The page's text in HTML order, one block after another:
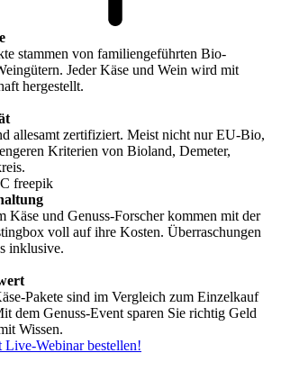
stammen von familiengeführten Bio-
Jeder Käse und Wein wird mit
hergestellt.
allesamt zertifiziert. Meist nicht nur EU-Bio,
Kriterien von Bioland, Demeter,
Käse und Genuss-Forscher kommen mit der
voll auf ihre Kosten. Überraschungen
inklusive.
Pakete sind im Vergleich zum Einzelkauf
dem Genuss-Event sparen Sie richtig Geld
Wissen.
Live-Webinar bestellen!